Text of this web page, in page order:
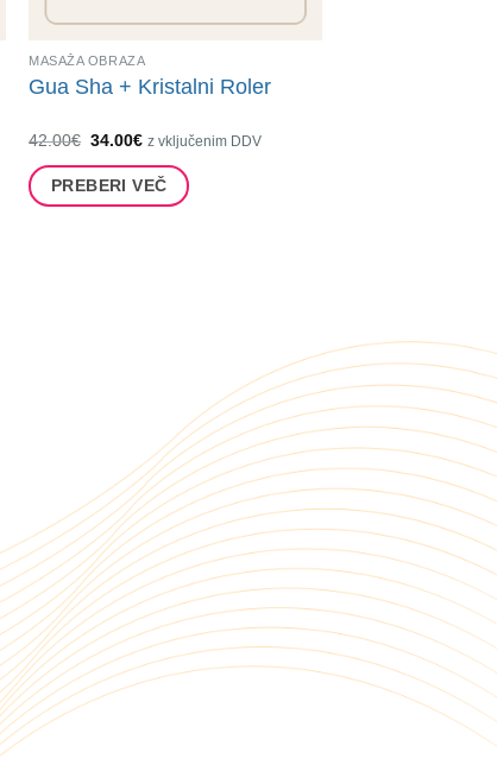
MASAŽA OBRAZA
Gua Sha + Kristalni Roler
42.00€ Izvirna
je
bila:
42.00€.
34.00€Trenutna
je:
34.00€.
z vključenim DDV
PREBERI VEČ